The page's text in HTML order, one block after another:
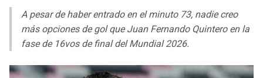
COPA SUDAMERICANA
LIGA BETPLAY
OTRAS LIGAS
BENGALS
BUCKS
A pesar de haber entrado en el minuto 73, nadie creo
más opciones de gol que Juan Fernando Quintero en la
fase de 16vos de final del Mundial 2026.